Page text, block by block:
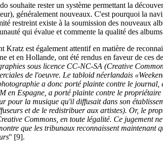
souhaite rester un système permettant la
généralement nouveaux. C'est pourquoi la
restreint existe à la soumission des nouveaux
qui évalue et commente la qualité des
Kratz est également attentif en matière de
et en Hollande, ont été rendus en faveur de ces
sous licence CC-NC-SA (Creative
de l'oeuvre. Le tabloid néerlandais
a donc porté plainte contre le journal,
en Espagne, a porté plainte contre le
pour la musique qu'il diffusait dans son
et de le redistribuer aux artistes). Or, le
Commons, en toute légalité. Ce jugement
que les tribunaux reconnaissent maintenant
'' [9].